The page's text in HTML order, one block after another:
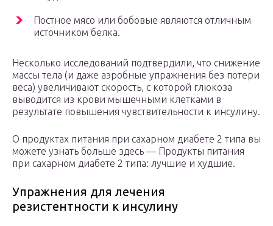
Постное мясо или бобовые являются отличным
источником белка.
Несколько исследований подтвердили, что снижение
массы тела (и даже аэробные упражнения без потери
веса) увеличивают скорость, с которой глюкоза
выводится из крови мышечными клетками в
результате повышения чувствительности к инсулину.
О продуктах питания при сахарном диабете 2 типа вы
можете узнать больше здесь — Продукты питания
при сахарном диабете 2 типа: лучшие и худшие.
Упражнения для лечения
резистентности к инсулину